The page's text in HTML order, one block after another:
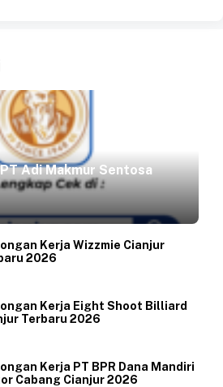
Adi Makmur Sentosa
Kerja Wizzmie Cianjur
2026
Kerja Eight Shoot Billiard
Terbaru 2026
Kerja PT BPR Dana Mandiri
Cabang Cianjur 2026